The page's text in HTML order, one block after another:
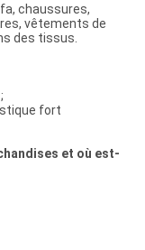
chaussures,
vêtements de
des tissus.
fort
et où est-